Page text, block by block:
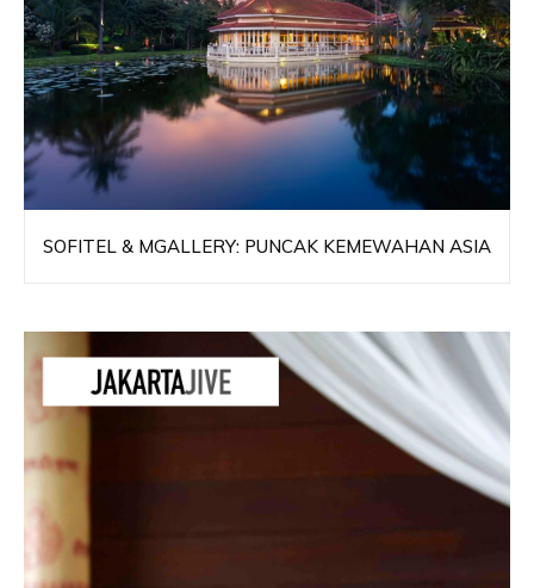
SOFITEL & MGALLERY: PUNCAK KEMEWAHAN ASIA